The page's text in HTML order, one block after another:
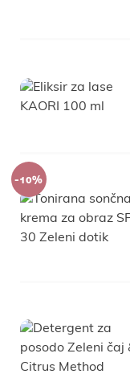
-10%